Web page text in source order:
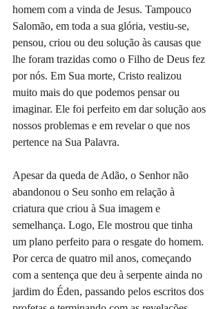
homem com a vinda de Jesus. Tampouco
Salomão, em toda a sua glória, vestiu-se,
pensou, criou ou deu solução às causas que
lhe foram trazidas como o Filho de Deus fez
por nós. Em Sua morte, Cristo realizou
muito mais do que podemos pensar ou
imaginar. Ele foi perfeito em dar solução aos
nossos problemas e em revelar o que nos
pertence na Sua Palavra.
Apesar da queda de Adão, o Senhor não
abandonou o Seu sonho em relação à
criatura que criou à Sua imagem e
semelhança. Logo, Ele mostrou que tinha
um plano perfeito para o resgate do homem.
Por cerca de quatro mil anos, começando
com a sentença que deu à serpente ainda no
jardim do Éden, passando pelos escritos dos